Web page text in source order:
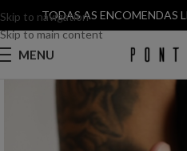
Skip to navigation
Skip to main content
TODAS AS ENCOMENDAS
MENU